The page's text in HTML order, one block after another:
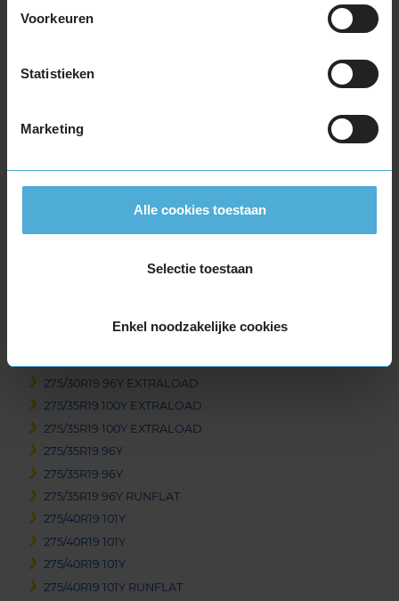
Voorkeuren
Statistieken
Marketing
Alle cookies toestaan
Selectie toestaan
Enkel noodzakelijke cookies
255/45R19 104V EXTRALOAD
255/45R19 104Y EXTRALOAD
255/55R19 107W
265/35R19 98Y EXTRALOAD
275/30R19 96Y EXTRALOAD
275/35R19 100Y EXTRALOAD
275/35R19 100Y EXTRALOAD
275/35R19 96Y
275/35R19 96Y
275/35R19 96Y RUNFLAT
275/40R19 101Y
275/40R19 101Y
275/40R19 101Y
275/40R19 101Y RUNFLAT